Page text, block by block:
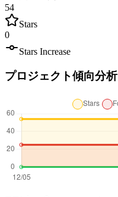
54
Stars
0
Stars Increase
プロジェクト傾向分析